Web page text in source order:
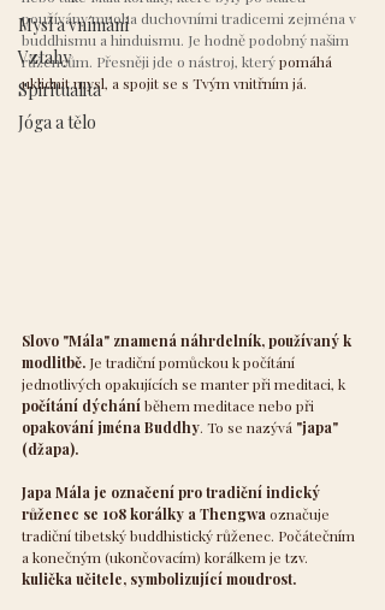
Mysl a vnímání
Vztahy
Spiritualita
Jóga a tělo
používány mnoha duchovními tradicemi zejména v
buddhismu a hinduismu. Je hodně podobný našim
růžencům. Přesněji jde o nástroj, který pomáhá
uklidnit mysl, a spojit se s Tvým vnitřním já.
Slovo "Mála" znamená náhrdelník, používaný k
modlitbě. Je tradiční pomůckou k počítání
jednotlivých opakujících se manter při meditaci, k
počítání dýchání během meditace nebo při
opakování jména Buddhy. To se nazývá "japa"
(džapa).
Japa Mála je označení pro tradiční indický
růženec se 108 korálky a Thengwa označuje
tradiční tibetský buddhistický růženec. Počátečním
a konečným (ukončovacím) korálkem je tzv.
kulička učitele, symbolizující moudrost.